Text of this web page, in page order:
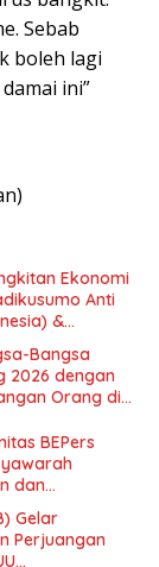
Sebab
boleh lagi
ini”
Ekonomi
Anti
&
Perekonomian
Bangsa
Bangsa
2026 dengan
Orang di
BEPers
dan
Riset di seluruh
Gelar
Perjuangan